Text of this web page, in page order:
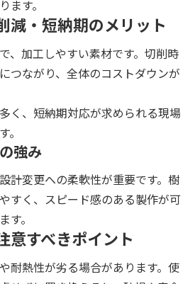
ます。
減・短納期のメリット
、加工しやすい素材です。切削時
つながり、全体のコストダウンが
く、短納期対応が求められる現場
強み
計変更への柔軟性が重要です。樹
すく、スピード感のある製作が可
す。
意すべきポイント
耐熱性が劣る場合があります。使